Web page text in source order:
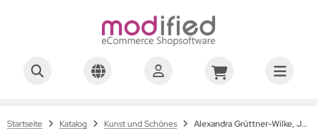
Startseite Katalog Kunst und Schönes Alexandra Grüttner-Wilke, JahresWandel MeeresStern